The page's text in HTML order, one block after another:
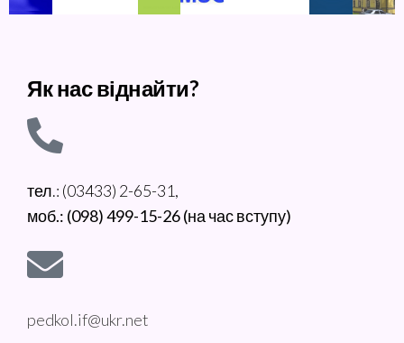
Як нас віднайти?
тел.: (03433) 2-65-31,
моб.: (098) 499-15-26 (на час вступу)
pedkol.if@ukr.net